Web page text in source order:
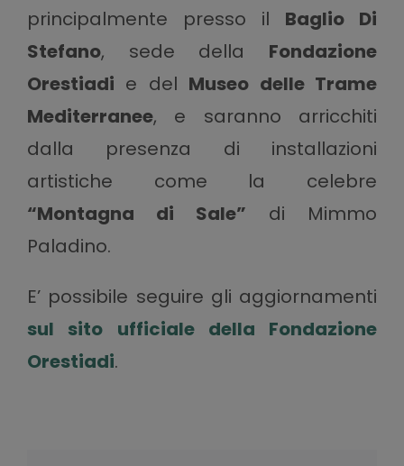
principalmente presso il Baglio Di
Stefano, sede della Fondazione
Orestiadi e del Museo delle Trame
Mediterranee, e saranno arricchiti
dalla presenza di installazioni
artistiche come la celebre
“Montagna di Sale” di Mimmo
Paladino.
E’ possibile seguire gli aggiornamenti
sul sito ufficiale della Fondazione
Orestiadi.